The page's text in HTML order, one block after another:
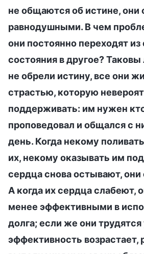
не общаются об истине, они
равнодушными. В чем
они постоянно переходят из
состояния в другое?
не обрели истину, все они
страстью, которую
поддерживать: им нужен
проповедовал и общался с
день. Когда некому
их, некому оказывать им
сердца снова остывают, они
А когда их сердца слабеют,
менее эффективными в
долга; если же они
эффективность возрастает,